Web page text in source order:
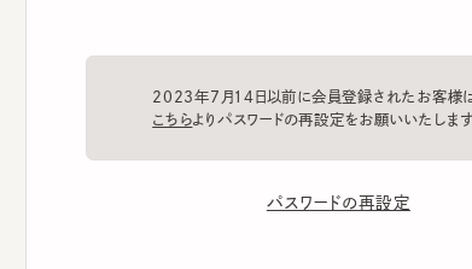
2023年7月14日以前に会員登録されたお客様は、
パスワードの再設定